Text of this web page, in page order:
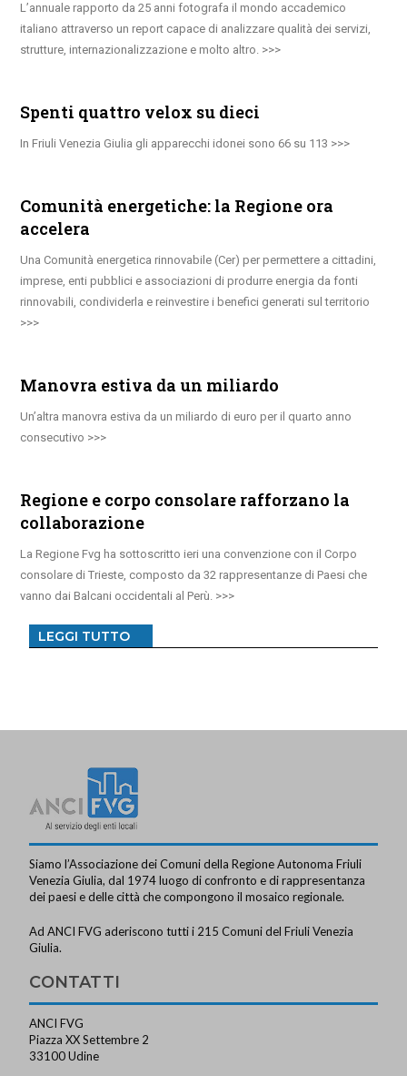
L’annuale rapporto da 25 anni fotografa il mondo accademico
italiano attraverso un report capace di analizzare qualità dei servizi,
strutture, internazionalizzazione e molto altro.
Spenti quattro velox su dieci
In Friuli Venezia Giulia gli apparecchi idonei sono 66 su 113
Comunità energetiche: la Regione ora
accelera
Una Comunità energetica rinnovabile (Cer) per permettere a cittadini,
imprese, enti pubblici e associazioni di produrre energia da fonti
rinnovabili, condividerla e reinvestire i benefici generati sul territorio
Manovra estiva da un miliardo
Un’altra manovra estiva da un miliardo di euro per il quarto anno
consecutivo
Regione e corpo consolare rafforzano la
collaborazione
La Regione Fvg ha sottoscritto ieri una convenzione con il Corpo
consolare di Trieste, composto da 32 rappresentanze di Paesi che
vanno dai Balcani occidentali al Perù.
LEGGI TUTTO
Siamo l’Associazione dei Comuni della Regione Autonoma Friuli
Venezia Giulia, dal 1974 luogo di confronto e di rappresentanza
dei paesi e delle città che compongono il mosaico regionale.
Ad ANCI FVG aderiscono tutti i 215 Comuni del Friuli Venezia
Giulia.
CONTATTI
ANCI FVG
Piazza XX Settembre 2
33100 Udine